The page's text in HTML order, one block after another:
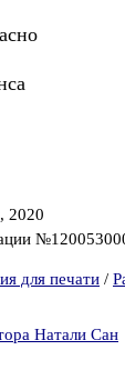
, 2020
для печати /
Натали Сан